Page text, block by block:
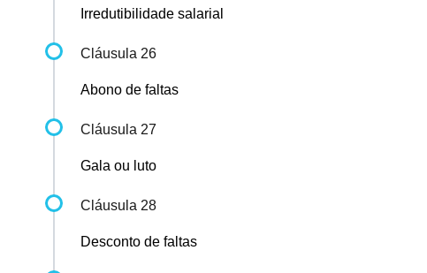
Irredutibilidade salarial
Cláusula 26
Abono de faltas
Cláusula 27
Gala ou luto
Cláusula 28
Desconto de faltas